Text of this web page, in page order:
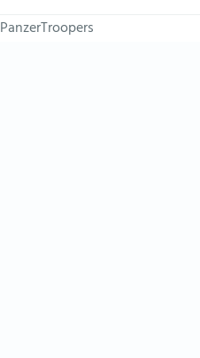
PanzerTroopers